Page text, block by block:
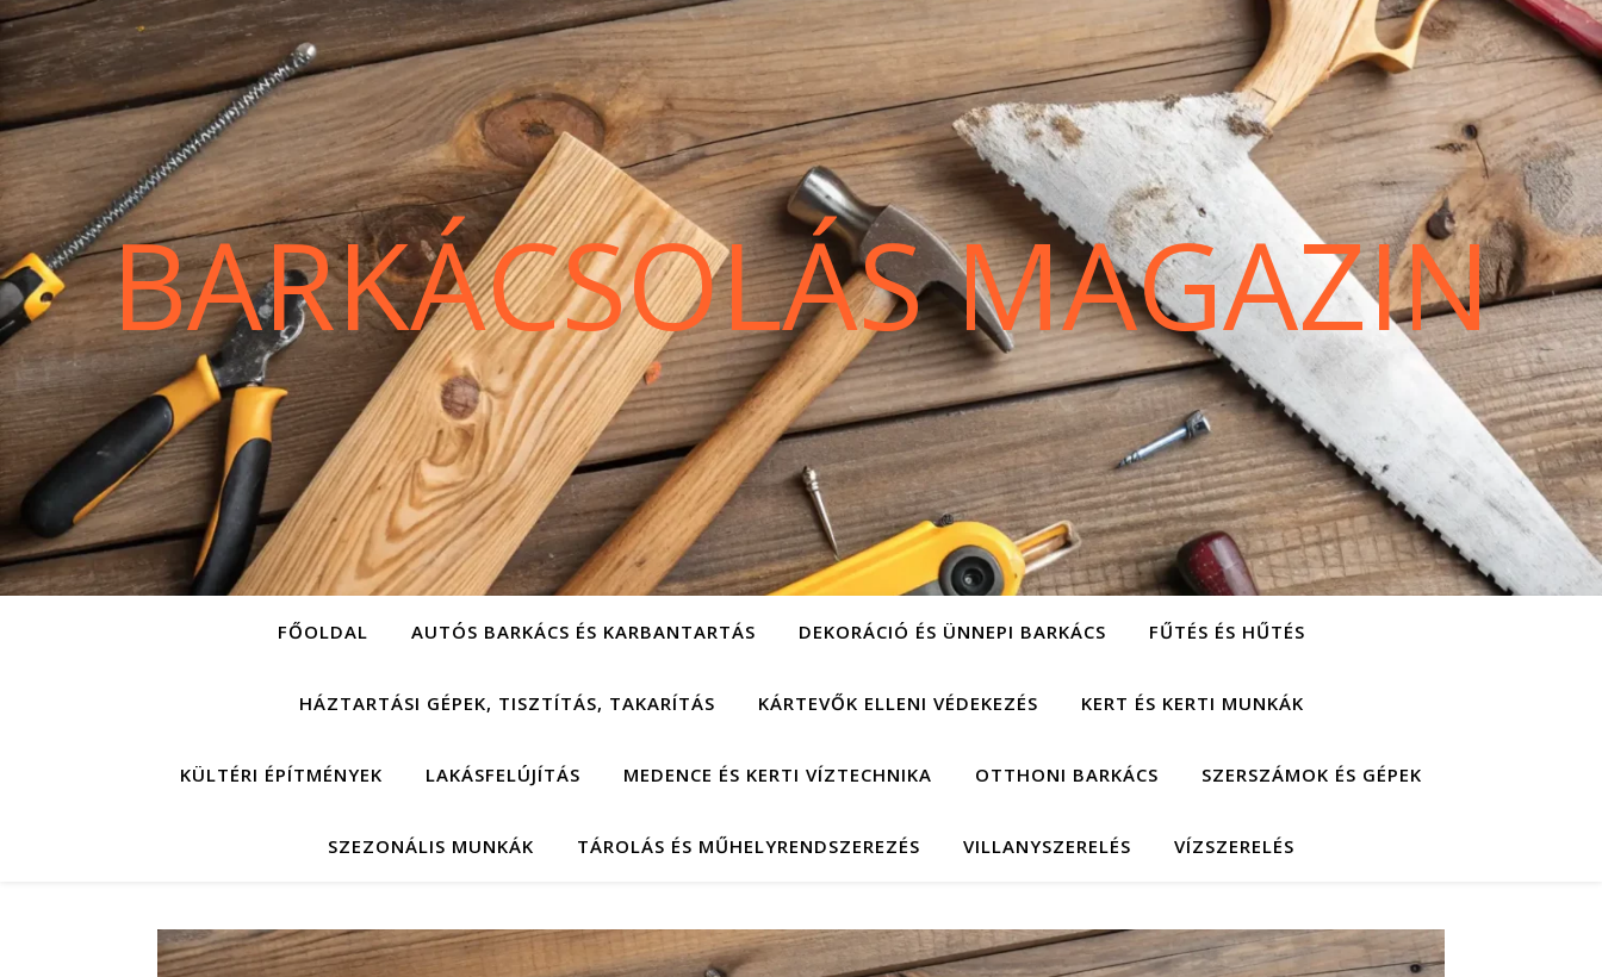
BARKÁCSOLÁS MAGAZIN
FŐOLDAL AUTÓS BARKÁCS ÉS KARBANTARTÁS DEKORÁCIÓ ÉS ÜNNEPI BARKÁCS FŰTÉS ÉS HŰTÉS
HÁZTARTÁSI GÉPEK, TISZTÍTÁS, TAKARÍTÁS KÁRTEVŐK ELLENI VÉDEKEZÉS KERT ÉS KERTI MUNKÁK
KÜLTÉRI ÉPÍTMÉNYEK LAKÁSFELÚJÍTÁS MEDENCE ÉS KERTI VÍZTECHNIKA OTTHONI BARKÁCS SZERSZÁMOK ÉS GÉPEK
SZEZONÁLIS MUNKÁK TÁROLÁS ÉS MŰHELYRENDSZEREZÉS VILLANYSZERELÉS VÍZSZERELÉS